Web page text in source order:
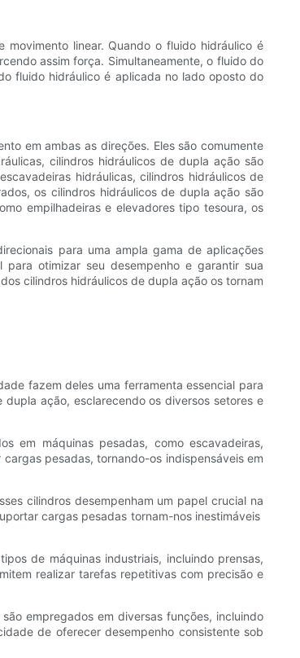
linear. Quando o fluido hidráulico é
assim força. Simultaneamente, o fluido do
fluido hidráulico é aplicada no lado oposto do
em ambas as direções. Eles são comumente
cilindros hidráulicos de dupla ação são
hidráulicas, cilindros hidráulicos de
os cilindros hidráulicos de dupla ação são
empilhadeiras e elevadores tipo tesoura, os
para uma ampla gama de aplicações
otimizar seu desempenho e garantir sua
cilindros hidráulicos de dupla ação os tornam
fazem deles uma ferramenta essencial para
ação, esclarecendo os diversos setores e
em máquinas pesadas, como escavadeiras,
pesadas, tornando-os indispensáveis ​​em
cilindros desempenham um papel crucial na
cargas pesadas tornam-nos inestimáveis
de máquinas industriais, incluindo prensas,
realizar tarefas repetitivas com precisão e
empregados em diversas funções, incluindo
de oferecer desempenho consistente sob